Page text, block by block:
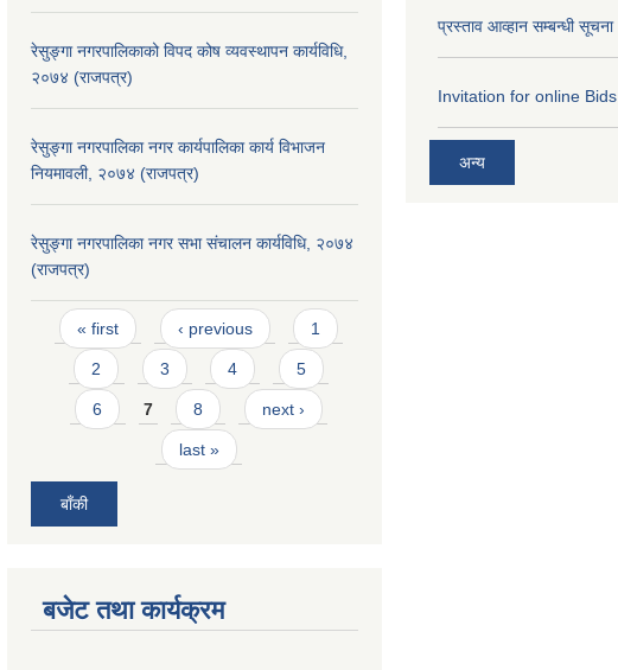
रेसुङ्गा नगरपालिकाको विपद कोष व्यवस्थापन कार्यविधि,
२०७४ (राजपत्र)
रेसुङ्गा नगरपालिका नगर कार्यपालिका कार्य विभाजन
नियमावली, २०७४ (राजपत्र)
रेसुङ्गा नगरपालिका नगर सभा संचालन कार्यविधि, २०७४
(राजपत्र)
Pages
« first ‹ previous 1
2 3 4 5
6 7 8 next ›
last »
बाँकी
बजेट तथा कार्यक्रम
प्रस्ताव आव्हान सम्बन्धी सूचना
Invitation for online Bids
अन्य